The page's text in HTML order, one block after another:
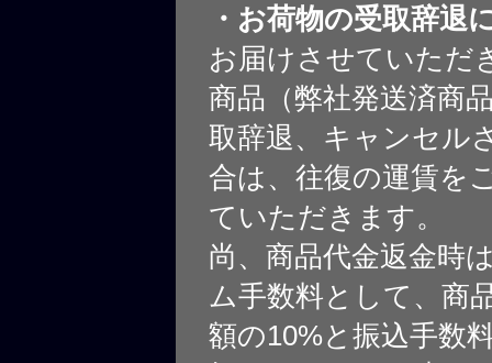
・お荷物の受取辞退
お届けさせていただ
商品（弊社発送済商
取辞退、キャンセル
合は、往復の運賃を
ていただきます。
尚、商品代金返金時
ム手数料として、商
額の10%と振込手数